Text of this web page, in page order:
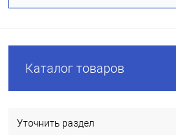
Каталог товаров
Уточнить раздел